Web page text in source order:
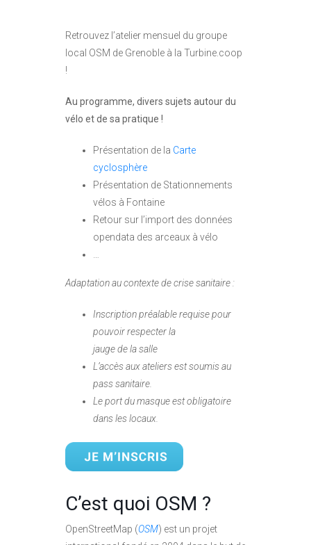
Retrouvez l’atelier mensuel du groupe
local OSM de Grenoble à la Turbine.coop
!
Au programme, divers sujets autour du
vélo et de sa pratique !
Présentation de la Carte
cyclosphère
Présentation de Stationnements
vélos à Fontaine
Retour sur l’import des données
opendata des arceaux à vélo
Adaptation au contexte de crise sanitaire :
Inscription préalable requise pour
pouvoir respecter la
jauge de la salle
L’accès aux ateliers est soumis au
pass sanitaire.
Le port du masque est obligatoire
dans les locaux.
C’est quoi OSM ?
OpenStreetMap (OSM) est un projet